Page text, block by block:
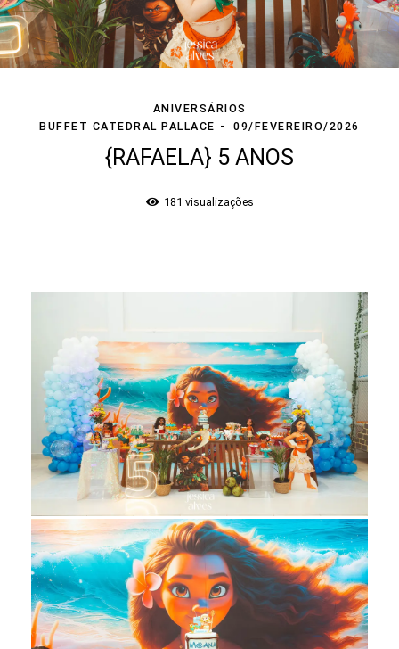
ANIVERSÁRIOS
BUFFET CATEDRAL PALLACE
09/FEVEREIRO/2026
{RAFAELA} 5 ANOS
181 visualizações